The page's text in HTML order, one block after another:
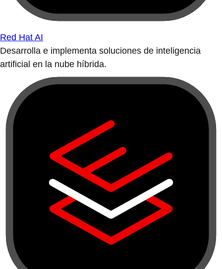
Red Hat AI
Desarrolla e implementa soluciones de inteligencia
artificial en la nube híbrida.